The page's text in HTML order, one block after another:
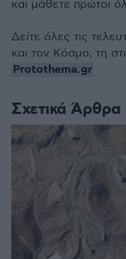
Σχετικά Άρθρα
και μάθετε πρώτοι
Δείτε όλες τις
και τον Κόσμο, τη
Protothema.gr